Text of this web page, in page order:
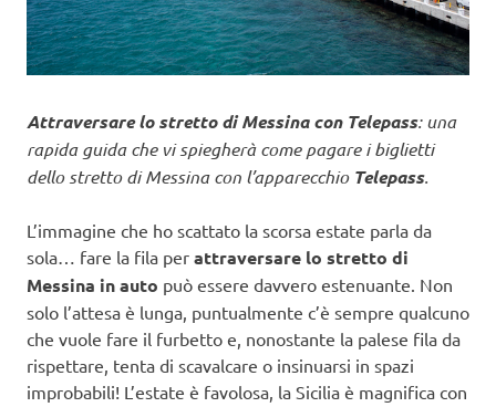
Attraversare lo stretto di Messina con Telepass: una
rapida guida che vi spiegherà come pagare i biglietti
dello stretto di Messina con l’apparecchio Telepass.
L’immagine che ho scattato la scorsa estate parla da
sola… fare la fila per attraversare lo stretto di
Messina in auto può essere davvero estenuante. Non
solo l’attesa è lunga, puntualmente c’è sempre qualcuno
che vuole fare il furbetto e, nonostante la palese fila da
rispettare, tenta di scavalcare o insinuarsi in spazi
improbabili! L’estate è favolosa, la Sicilia è magnifica con